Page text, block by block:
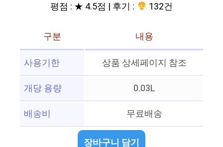
평점 : ★ 4.5점 | 후기 : 132건
구분
내용
사용기한
상품 상세페이지 참조
개당 용량
0.03L
배송비
무료배송
장바구니 담기